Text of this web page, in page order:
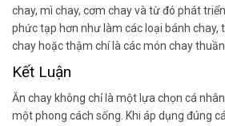
chay, mì chay, cơm chay và từ đó phát
phức tạp hơn như làm các loại bánh chay,
chay hoặc thậm chí là các món chay thuần
Kết Luận
Ăn chay không chỉ là một lựa chọn cá
một phong cách sống. Khi áp dụng đúng